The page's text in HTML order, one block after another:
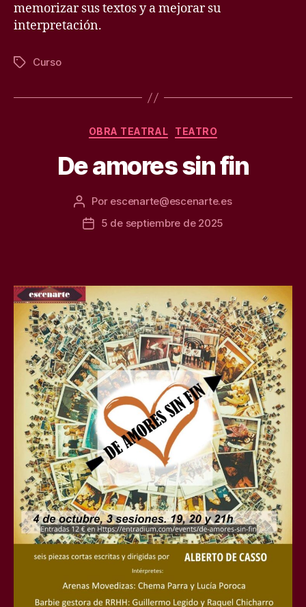
memorizar sus textos y a mejorar su
interpretación.
Etiquetas
Curso
Categorías
OBRA TEATRAL TEATRO
De amores sin fin
Autor
de
la
Por escenarte@escenarte.es
Fecha5 de septiembre de 2025